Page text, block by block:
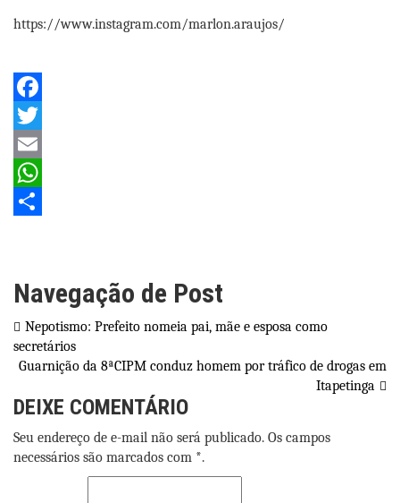
https://www.instagram.com/marlon.araujos/
Facebook
Twitter
Email
WhatsApp
Navegação de Post
Nepotismo: Prefeito nomeia pai, mãe e esposa como
secretários
Guarnição da 8ªCIPM conduz homem por tráfico de drogas em
Itapetinga
DEIXE COMENTÁRIO
Seu endereço de e-mail não será publicado. Os campos
necessários são marcados com *.